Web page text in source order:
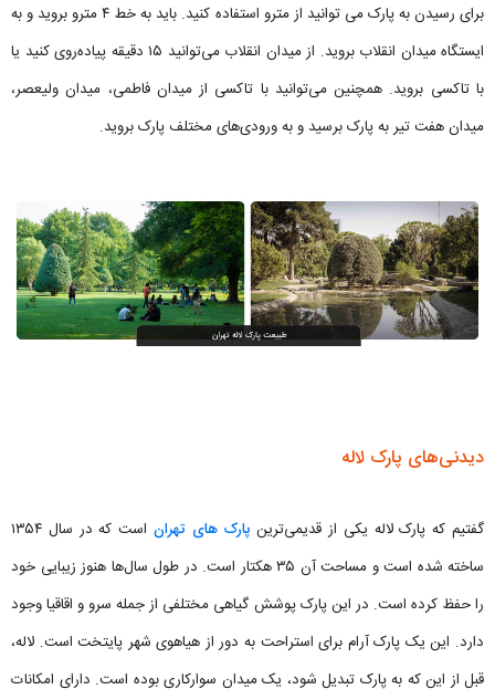
برای رسیدن به پارک می توانید از مترو استفاده کنید. باید به خط ۴ مترو بروید و به
ایستگاه میدان انقلاب بروید. از میدان انقلاب می‌توانید ۱۵ دقیقه پیاده‌روی کنید یا
با تاکسی بروید. همچنین می‌توانید با تاکسی از میدان فاطمی، میدان ولیعصر،
میدان هفت تیر به پارک برسید و به ورودی‌های مختلف پارک بروید.
دیدنی‌های پارک لاله
گفتیم که پارک لاله یکی از قدیمی‌ترین پارک‌ های تهران
است که در سال ۱۳۵۴
ساخته شده است و مساحت آن ۳۵ هکتار است. در طول سال‌ها هنوز زیبایی خود
را حفظ کرده است. در این پارک پوشش گیاهی مختلفی از جمله سرو و اقاقیا وجود
دارد. این یک پارک آرام برای استراحت به دور از هیاهوی شهر پایتخت است. لاله،
قبل از این که به پارک تبدیل شود، یک میدان سوارکاری بوده است. دارای امکانات